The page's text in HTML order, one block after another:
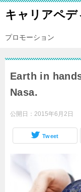
キャリアペデ
プロモーション
Earth in
Nasa.
公開日： 2015年6月2日
Tweet